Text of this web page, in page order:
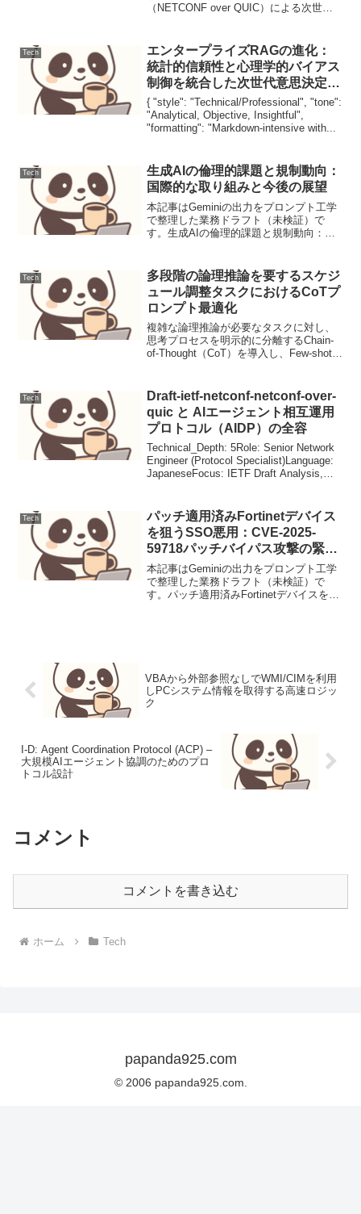
（NETCONF over QUIC）による次世代
Tech
エンタープライズRAGの進化：
統計的信頼性と心理学的バイアス
制御を統合した次世代意思決定支
援
{ "style": "Technical/Professional", "tone":
"Analytical, Objective, Insightful",
"formatting": "Markdown-intensive with...
Tech
生成AIの倫理的課題と規制動向：
国際的な取り組みと今後の展望
本記事はGeminiの出力をプロンプト工学
で整理した業務ドラフト（未検証）で
す。生成AIの倫理的課題と規制動向：国
速度は驚異的ですが、それに伴う倫理的
課題や潜在的リス...
Tech
多段階の論理推論を要するスケジ
ュール調整タスクにおけるCoTプ
ロンプト最適化
複雑な論理推論が必要なタスクに対し、
思考プロセスを明示的に分離するChain-
of-Thought（CoT）を導入し、Few-shotに
1.5 Proなどの長文コ...
Tech
Draft-ietf-netconf-netconf-over-
quic と AIエージェント相互運用
プロトコル（AIDP）の全容
Technical_Depth: 5Role: Senior Network
Engineer (Protocol Specialist)Language:
JapaneseFocus: IETF Draft Analysis,
Tech
パッチ適用済みFortinetデバイス
を狙うSSO悪用：CVE-2025-
59718パッチバイパス攻撃の緊急
対策
本記事はGeminiの出力をプロンプト工学
で整理した業務ドラフト（未検証）で
す。パッチ適用済みFortinetデバイスを狙
VBAから外部参照なしでWMI/CIMを利用
しPCシステム情報を取得する高速ロジッ
ク
I-D: Agent Coordination Protocol (ACP) –
大規模AIエージェント協調のためのプロ
トコル設計
コメント
コメントを書き込む
ホーム Tech
papanda925.com
© 2006 papanda925.com.